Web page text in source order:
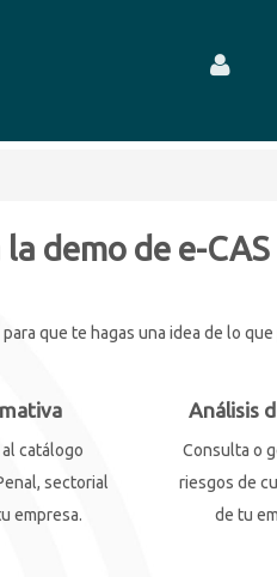
demo de e-CAS
que te hagas una idea de lo
catálogo
sectorial
empresa.
Análisis
Consulta o
riesgos de
de tu